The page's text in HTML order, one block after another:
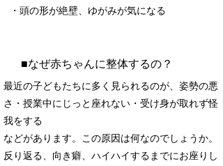
​・頭の形が絶壁、ゆがみが気になる
■​なぜ赤ちゃんに整体するの？
​最近の子どもたちに多く見られるのが、姿勢の悪
さ・授業中にじっと座れない・受け身が取れず怪
我をする
などがあります。この原因は何なのでしょうか。
反り返る、向き癖、ハイハイするまでにお座りし